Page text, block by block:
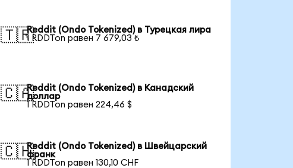
🇹🇷Reddit (Ondo Tokenized) в Турецкая лира
1 RDDTon равен 7 679,03 ₺
🇨🇦Reddit (Ondo Tokenized) в Канадский
доллар
1 RDDTon равен 224,46 $
🇨🇭Reddit (Ondo Tokenized) в Швейцарский
франк
1 RDDTon равен 130,10 CHF